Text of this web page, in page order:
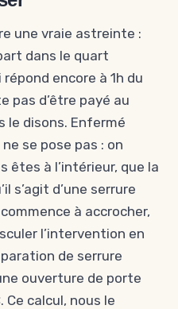
une vraie astreinte :
dans le quart
encore à 1h du
pas d’être payé au
le disons. Enfermé
se pose pas : on
êtes à l’intérieur, que la
s’agit d’une serrure
à accrocher,
l’intervention en
de serrure
ouverture de porte
Ce calcul, nous le